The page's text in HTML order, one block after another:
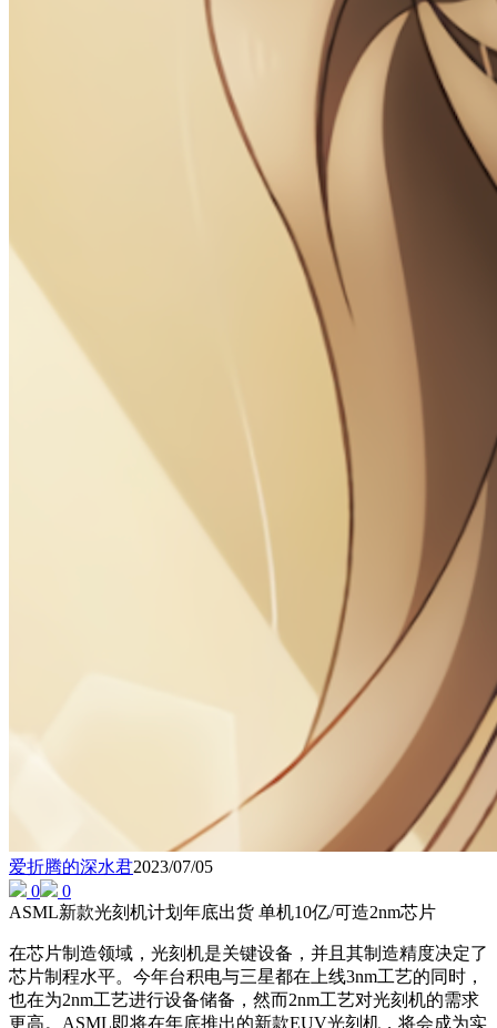
爱折腾的深水君2023/07/05
0
0
ASML新款光刻机计划年底出货 单机10亿/可造2nm芯片
在芯片制造领域，光刻机是关键设备，并且其制造精度决定了
芯片制程水平。今年台积电与三星都在上线3nm工艺的同时，
也在为2nm工艺进行设备储备，然而2nm工艺对光刻机的需求
更高。ASML即将在年底推出的新款EUV光刻机，将会成为实